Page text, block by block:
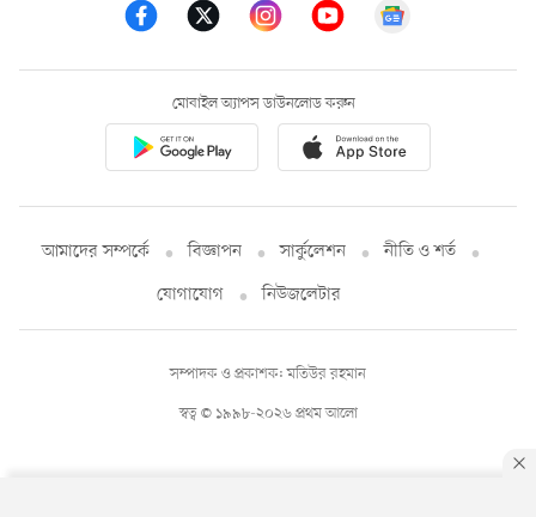
মোবাইল অ্যাপস ডাউনলোড করুন
আমাদের সম্পর্কে বিজ্ঞাপন সার্কুলেশন
নীতি ও শর্ত
যোগাযোগ
নিউজলেটার
স্বত্ব © ১৯৯৮-২০২৬ প্রথম আলো
সম্পাদক ও প্রকাশক: মতিউর রহমান